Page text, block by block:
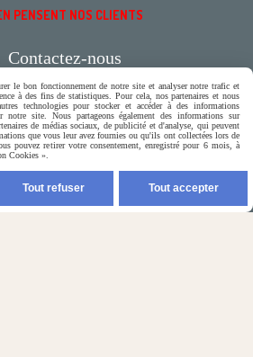
PENSENT NOS CLIENTS
Contactez-nous
à contacter Monique
par téléphone
par message
le bon fonctionnement de notre site et analyser notre trafic et
à des fins de statistiques. Pour cela, nos partenaires et nous
technologies pour stocker et accéder à des informations
notre site. Nous partageons également des informations sur
de médias sociaux, de publicité et d'analyse, qui peuvent
que vous leur avez fournies ou qu'ils ont collectées lors de
pouvez retirer votre consentement, enregistré pour 6 mois, à
Cookies ».
Tout refuser Tout accepter